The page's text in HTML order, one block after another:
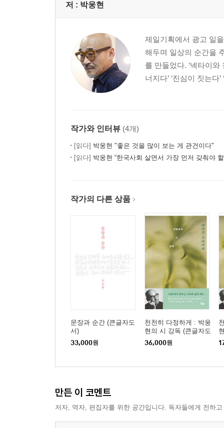
- 법정, 『살아 있는 것들은 다 행복하라』
- 한형조, 『붓다의 치명적 농담』
강의실을 나서며
저 : 박웅현
제일기획에서 광고 일
해두며 일상의 순간을
를 만들었다. ‘넥타이와
너지다’ ‘진심이 짓는
작가와 인터뷰 (4개)
[읽다] 박웅현 "좋은 것을 많이 보는 게 관건이다"
[읽다] 박웅현 “한국사회 살면서 가장 먼저 갖춰야
작가의 다른 상품
문장과 순간 (큰글자도
서)
33,000원
천천히 다정하게 : 박웅
현의 시 강독 (큰글자도
서)
36,000원
만든 이 코멘트
저자, 역자, 편집자를 위한 공간입니다. 독자들에게 전하